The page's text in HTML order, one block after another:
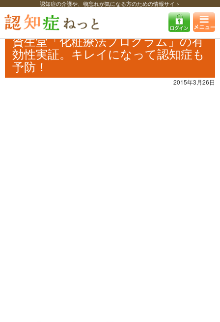
認知症の介護や、物忘れが気になる方のための情報サイト
認知症ねっと 認知症最新ニュース 予防・改善
資生堂「化粧療法プロ
グラム」の有効性実証。キレイになって認知症も予防！
資生堂「化粧療法プログラム」の有
効性実証。キレイになって認知症も
予防！
2015年3月26日